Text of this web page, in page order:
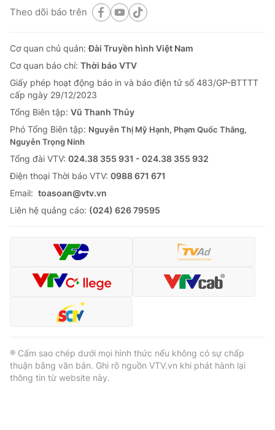
Theo dõi báo trên
Cơ quan chủ quản:Đài Truyền hình Việt Nam
Cơ quan báo chí: Thời báo VTV
Giấy phép hoạt động báo in và báo điện tử số 483/GP-BTTTT
cấp ngày 29/12/2023
Tổng Biên tập: Vũ Thanh Thủy
Phó Tổng Biên tập: Nguyễn Thị Mỹ Hạnh, Phạm Quốc Thắng,
Nguyễn Trọng Ninh
Tổng đài VTV: 024.38 355 931 - 024.38 355 932
Ðiện thoại Thời báo VTV: 0988 671 671
Email: toasoan@vtv.vn
Liên hệ quảng cáo: (024) 626 79595
® Cấm sao chép dưới mọi hình thức nếu không có sự chấp
thuận bằng văn bản. Ghi rõ nguồn VTV.vn khi phát hành lại
thông tin từ website này.